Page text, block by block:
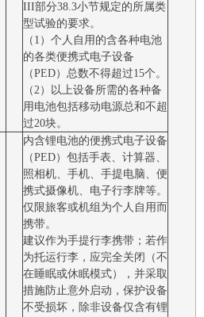
III部分38.3小节规定的所属类
型试验的要求。
（1）个人自用的含各种电池
的各类便携式电子设备
（PED）总数不得超过15个。
（2）以上设备所需的各种备
用电池包括移动电源总和不超
过20块。
内含锂电池的便携式电子设备
（PED）包括手表、计算器、
照相机、手机、手提电脑、便
携式摄像机、电子行李牌等。
仅限旅客或机组为个人自用而
携带。
建议作为手提行李携带；若作
为托运行李，应完全关闭（不
在睡眠或休眠模式），并采取
措施防止意外启动，保护设备
不受损坏，除非设备仅含有锂